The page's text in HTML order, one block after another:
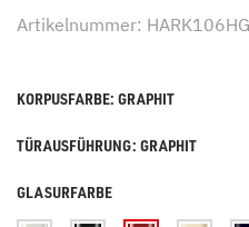
Artikelnummer:
KORPUSFARBE: GRAPHIT
TÜRAUSFÜHRUNG: GRAPHIT
GLASURFARBE